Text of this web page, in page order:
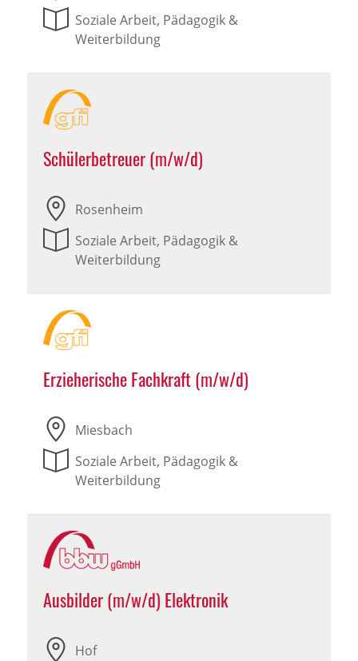
Soziale Arbeit, Pädagogik &
Weiterbildung
Schülerbetreuer (m/w/d)
Rosenheim
Soziale Arbeit, Pädagogik &
Weiterbildung
Erzieherische Fachkraft (m/w/d)
Miesbach
Soziale Arbeit, Pädagogik &
Weiterbildung
Ausbilder (m/w/d) Elektronik
Hof